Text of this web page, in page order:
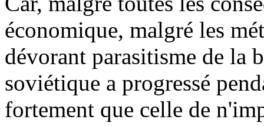
économique, malgré les
dévorant parasitisme de la
soviétique a progressé
fortement que celle de